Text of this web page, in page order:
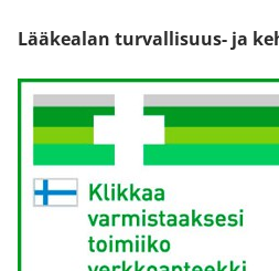
Lääkealan turvallisuus- ja